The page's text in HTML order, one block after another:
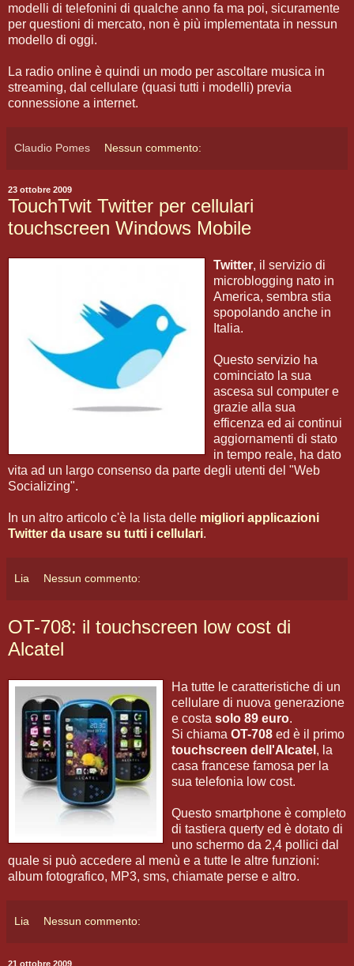
modelli di telefonini di qualche anno fa ma poi, sicuramente
per questioni di mercato, non è più implementata in nessun
modello di oggi.
La radio online è quindi un modo per ascoltare musica in
streaming, dal cellulare (quasi tutti i modelli) previa
connessione a internet.
Claudio Pomes Nessun commento:
23 ottobre 2009
TouchTwit Twitter per cellulari
touchscreen Windows Mobile
Twitter, il servizio di
microblogging nato in
America, sembra stia
spopolando anche in
Italia.
Questo servizio ha
cominciato la sua
ascesa sul computer e
grazie alla sua
efficenza ed ai continui
aggiornamenti di stato
in tempo reale, ha dato
vita ad un largo consenso da parte degli utenti del "Web
Socializing".
In un altro articolo c'è la lista delle migliori applicazioni
Twitter da usare su tutti i cellulari.
Lia Nessun commento:
OT-708: il touchscreen low cost di
Alcatel
Ha tutte le caratteristiche di un
cellulare di nuova generazione
e costa solo 89 euro.
Si chiama OT-708 ed è il primo
touchscreen dell'Alcatel , la
casa francese famosa per la
sua telefonia low cost.
Questo smartphone è completo
di tastiera querty ed è dotato di
uno schermo da 2,4 pollici dal
quale si può accedere al menù e a tutte le altre funzioni:
album fotografico, MP3, sms, chiamate perse e altro.
Lia Nessun commento:
21 ottobre 2009